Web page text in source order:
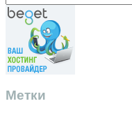
Метки